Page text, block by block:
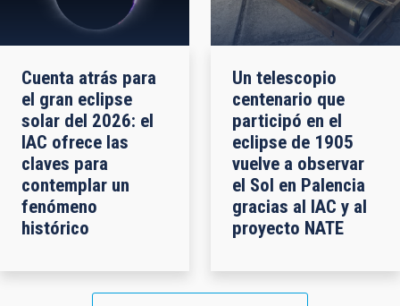
Cuenta atrás para
el gran eclipse
solar del 2026: el
IAC ofrece las
claves para
contemplar un
fenómeno
histórico
Un telescopio
centenario que
participó en el
eclipse de 1905
vuelve a observar
el Sol en Palencia
gracias al IAC y al
proyecto NATE